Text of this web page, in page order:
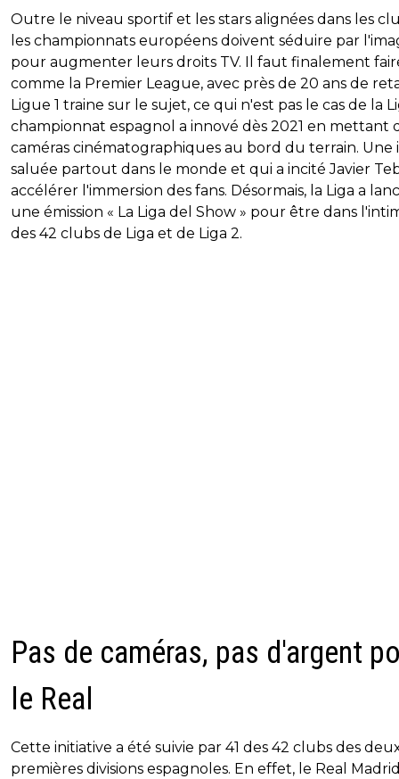
Outre le niveau sportif et les stars alignées dans les
les championnats européens doivent séduire par
pour augmenter leurs droits TV. Il faut finalement
comme la Premier League, avec près de 20 ans de
Ligue 1 traine sur le sujet, ce qui n'est pas le cas de la
championnat espagnol a innové dès 2021 en mettant
caméras cinématographiques au bord du terrain. Une
saluée partout dans le monde et qui a incité Javier
accélérer l'immersion des fans. Désormais, la Liga a
une émission « La Liga del Show » pour être dans
des 42 clubs de Liga et de Liga 2.
Pas de caméras, pas d'argent
le Real
Cette initiative a été suivie par 41 des 42 clubs des
premières divisions espagnoles. En effet, le Real